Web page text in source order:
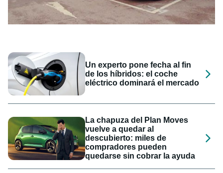
Un experto pone fecha al fin
de los híbridos: el coche
eléctrico dominará el mercado
La chapuza del Plan Moves
vuelve a quedar al
descubierto: miles de
compradores pueden
quedarse sin cobrar la ayuda